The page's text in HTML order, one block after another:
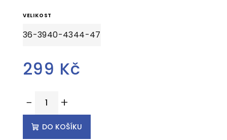
VELIKOST
36-3940-4344-47
299 Kč
cena:
+
−
DO KOŠÍKU